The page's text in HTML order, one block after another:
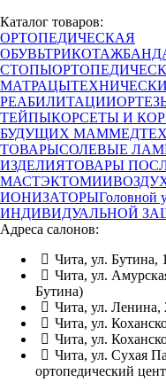
Каталог товаров:
ОРТОПЕДИЧЕСКАЯ
ОБУВЬТРИКОТАЖ
СТОПЫ
МАТРАЦЫ
РЕАБИЛИТАЦИИ
ТЕЙПЫКОРСЕТЫ И
БУДУЩИХ МАМ
ТОВАРЫСОЛЕВЫЕ
ИЗДЕЛИЯТОВАРЫ
МАСТЭКТОМИИ
ИОНИЗАТОРЫГоловной
ИНДИВИДУАЛЬНОЙ
Адреса салонов:
Чита, ул. Бутина,
Чита, ул.
Бутина)
Чита, ул.
Чита, ул.
Чита, ул.
Чита, ул. Сухая
ортопедический